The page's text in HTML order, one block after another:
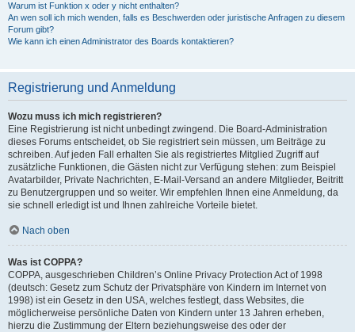
Warum ist Funktion x oder y nicht enthalten?
An wen soll ich mich wenden, falls es Beschwerden oder juristische Anfragen zu diesem
Forum gibt?
Wie kann ich einen Administrator des Boards kontaktieren?
Registrierung und Anmeldung
Wozu muss ich mich registrieren?
Eine Registrierung ist nicht unbedingt zwingend. Die Board-Administration
dieses Forums entscheidet, ob Sie registriert sein müssen, um Beiträge zu
schreiben. Auf jeden Fall erhalten Sie als registriertes Mitglied Zugriff auf
zusätzliche Funktionen, die Gästen nicht zur Verfügung stehen: zum Beispiel
Avatarbilder, Private Nachrichten, E-Mail-Versand an andere Mitglieder, Beitritt
zu Benutzergruppen und so weiter. Wir empfehlen Ihnen eine Anmeldung, da
sie schnell erledigt ist und Ihnen zahlreiche Vorteile bietet.
Nach oben
Was ist COPPA?
COPPA, ausgeschrieben Children’s Online Privacy Protection Act of 1998
(deutsch: Gesetz zum Schutz der Privatsphäre von Kindern im Internet von
1998) ist ein Gesetz in den USA, welches festlegt, dass Websites, die
möglicherweise persönliche Daten von Kindern unter 13 Jahren erheben,
hierzu die Zustimmung der Eltern beziehungsweise des oder der